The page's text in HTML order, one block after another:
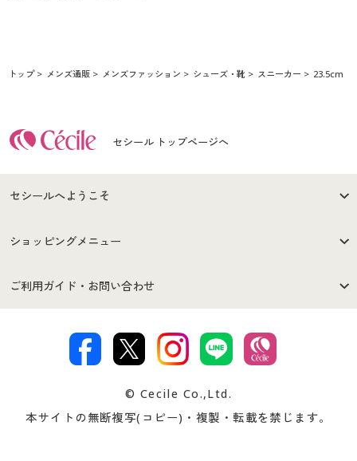
トップ メンズ通販 メンズファッション シューズ・靴 スニーカー 23.5cm
セシール トップページへ
セシールへようこそ
はじめての方へ
セシールご利用規約
著作権・商標について 会社案内
ショッピングメニュー
商品カテゴリ
プレゼント＆キャンペーン サイトマップ
ご利用ガイド・お問い合わせ
交換・返品は お支払は
ついて
忘れの場合
© Cecile Co.,Ltd.
本サイトの無断複写(コピー)・複製・転載を禁じます。